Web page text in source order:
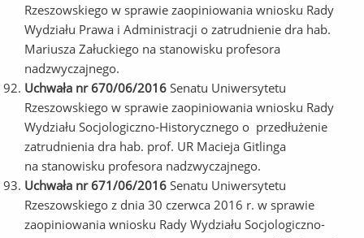
Rzeszowskiego w sprawie zaopiniowania wniosku Rady
Wydziału Prawa i Administracji o zatrudnienie dra hab.
Mariusza Załuckiego na stanowisku profesora
nadzwyczajnego.
Uchwała nr 670/06/2016 Senatu Uniwersytetu
Rzeszowskiego w sprawie zaopiniowania wniosku Rady
Wydziału Socjologiczno-Historycznego o przedłużenie
zatrudnienia dra hab. prof. UR Macieja Gitlinga
na stanowisku profesora nadzwyczajnego.
Uchwała nr 671/06/2016 Senatu Uniwersytetu
Rzeszowskiego z dnia 30 czerwca 2016 r. w sprawie
zaopiniowania wniosku Rady Wydziału Socjologiczno-